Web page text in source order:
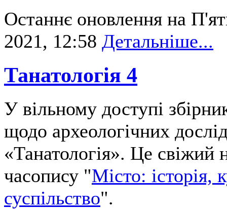
Останнє оновлення на
2021, 12:58 Детальніше...
Танатологія 4
У вільному доступі
щодо археологічних
«Танатологія». Це свіжий
часопису "Місто: історія,
суспільство".